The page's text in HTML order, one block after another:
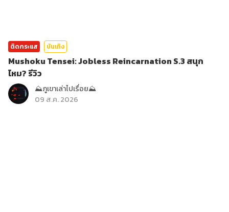
ติดกระแส บันเทิง
Mushoku Tensei: Jobless Reincarnation S.3 สนุก
ไหม? รีวิว
⛰️ภูเขาเล่าไปเรื่อย⛰️
09 ส.ค. 2026